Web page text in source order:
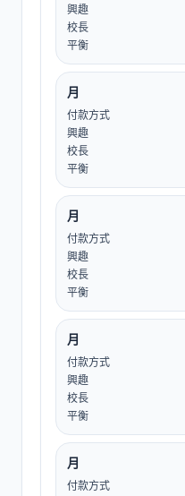
興趣
校長
平衡
月
付款方式
興趣
校長
平衡
月
付款方式
興趣
校長
平衡
月
付款方式
興趣
校長
平衡
月
付款方式